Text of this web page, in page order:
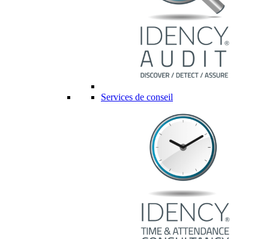
Services de conseil